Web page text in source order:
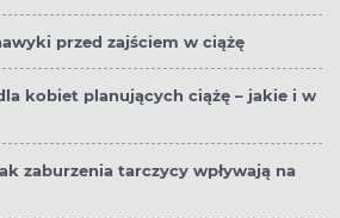
przed zajściem w ciążę
kobiet planujących ciążę – jakie i w
zaburzenia tarczycy wpływają na